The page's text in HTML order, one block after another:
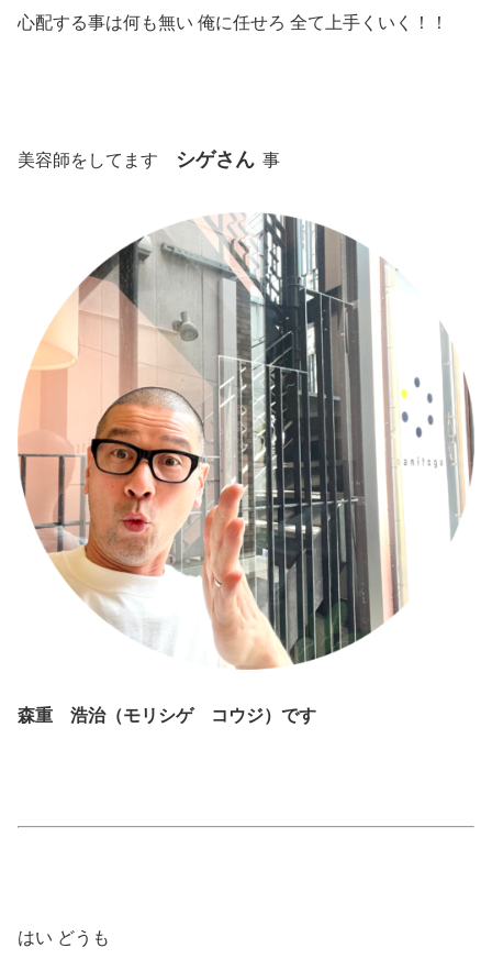
心配する事は何も無い 俺に任せろ 全て上手くいく！！
美容師をしてます シゲさん 事
森重 浩治（モリシゲ コウジ）です
はい どうも